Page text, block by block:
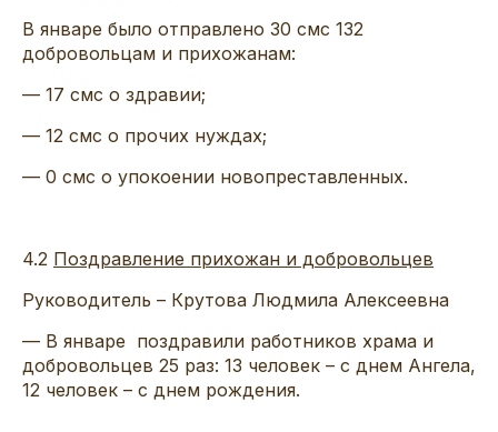
В январе было отправлено 30 смс 132
добровольцам и прихожанам:
— 17 смс о здравии;
— 12 смс о прочих нуждах;
— 0 смс о упокоении новопреставленных.
4.2 Поздравление прихожан и добровольцев
Руководитель – Крутова Людмила Алексеевна
— В январе поздравили работников храма и
добровольцев 25 раз: 13 человек – с днем Ангела,
12 человек – с днем рождения.